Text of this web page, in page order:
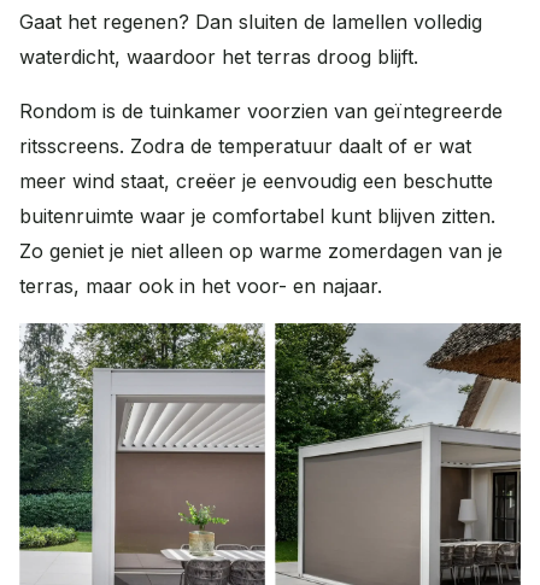
Gaat het regenen? Dan sluiten de lamellen volledig
waterdicht, waardoor het terras droog blijft.
Rondom is de tuinkamer voorzien van geïntegreerde
ritsscreens. Zodra de temperatuur daalt of er wat
meer wind staat, creëer je eenvoudig een beschutte
buitenruimte waar je comfortabel kunt blijven zitten.
Zo geniet je niet alleen op warme zomerdagen van je
terras, maar ook in het voor- en najaar.